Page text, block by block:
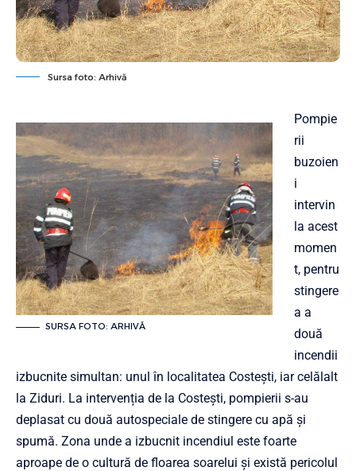
Sursa foto: Arhivă
SURSA FOTO: ARHIVĂ
Pompie
rii
buzoien
i
intervin
la acest
momen
t, pentru
stingere
a a
două
incendii
izbucnite simultan: unul în localitatea Costești, iar celălalt
la Ziduri. La intervenția de la Costești, pompierii s-au
deplasat cu două autospeciale de stingere cu apă și
spumă. Zona unde a izbucnit incendiul este foarte
aproape de o cultură de floarea soarelui și există pericolul